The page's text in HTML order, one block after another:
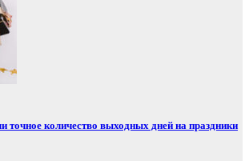
точное количество выходных дней на праздники